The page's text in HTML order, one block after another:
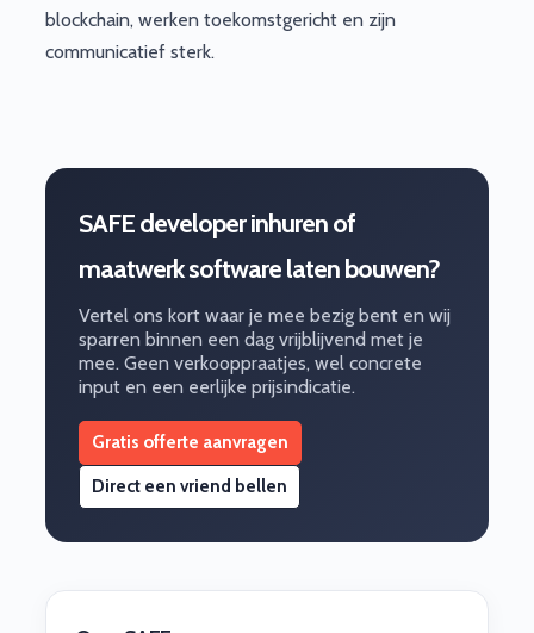
blockchain, werken toekomstgericht en zijn
communicatief sterk.
SAFE developer inhuren of
maatwerk software laten bouwen?
Vertel ons kort waar je mee bezig bent en wij
sparren binnen een dag vrijblijvend met je
mee. Geen verkooppraatjes, wel concrete
input en een eerlijke prijsindicatie.
Gratis offerte aanvragen
Direct een vriend bellen